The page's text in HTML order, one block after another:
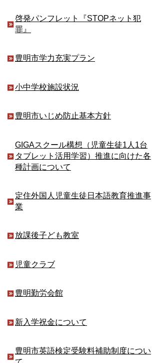
啓発パンフレット『STOPネット犯
罪』
豊明市学力充実プラン
小中学校施設状況
豊明市いじめ防止基本方針
GIGAスクール構想（児童生徒1人1台
タブレット活用学習）推進に向けた各
種計画について
定住外国人児童生徒日本語教育推進事
業
放課後子ども教室
児童クラブ
豊明勤労会館
新入学祝金について
豊明市英語検定受験料補助制度につい